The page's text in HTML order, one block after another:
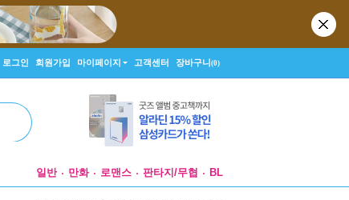
로그인 회원가입 마이페이지 고객센터 장바구니(0)
일반 만화 로맨스 판타지/무협 BL